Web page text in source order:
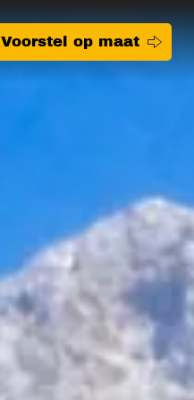
Voorstel op maat